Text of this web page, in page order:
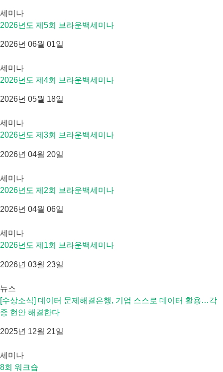
세미나
2026년도 제5회 브라운백세미나
2026년 06월 01일
세미나
2026년도 제4회 브라운백세미나
2026년 05월 18일
세미나
2026년도 제3회 브라운백세미나
2026년 04월 20일
세미나
2026년도 제2회 브라운백세미나
2026년 04월 06일
세미나
2026년도 제1회 브라운백세미나
2026년 03월 23일
뉴스
[수상소식] 데이터 문제해결은행, 기업 스스로 데이터 활용…각
종 현안 해결한다
2025년 12월 21일
세미나
8회 워크숍